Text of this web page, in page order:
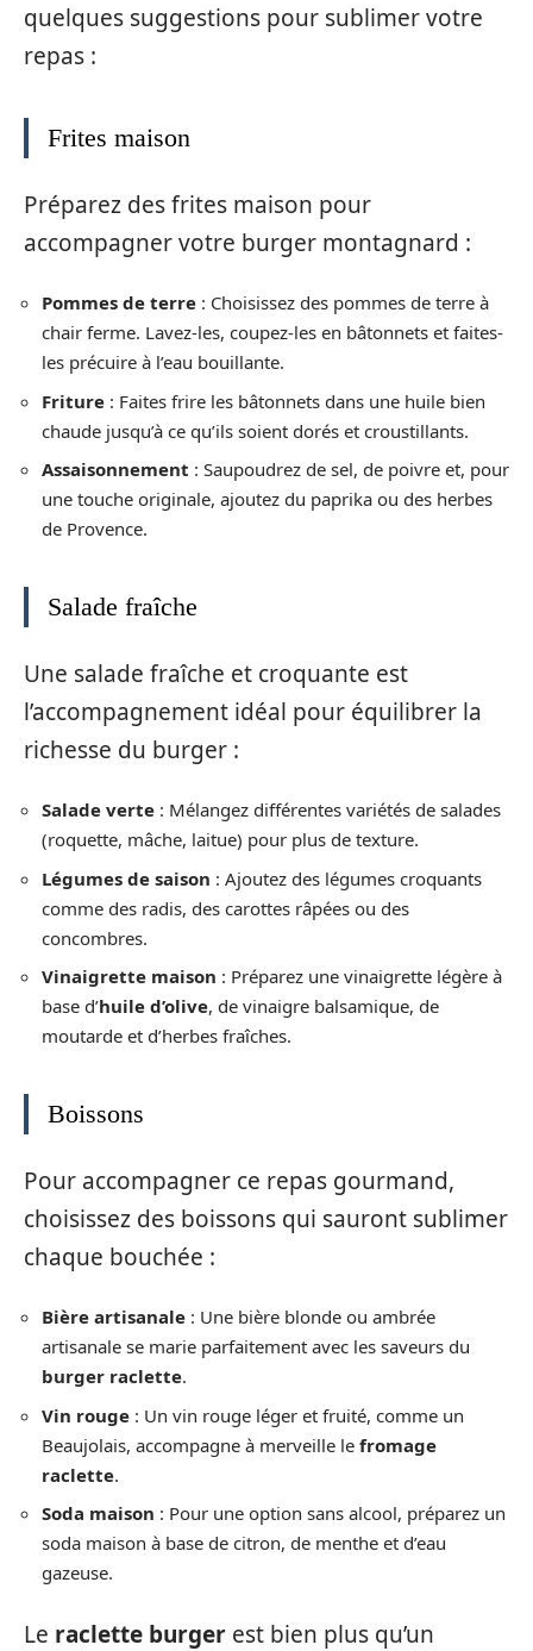
quelques suggestions pour sublimer votre
repas :
Frites maison
Préparez des frites maison pour
accompagner votre burger montagnard :
Pommes de terre : Choisissez des pommes de terre à
chair ferme. Lavez-les, coupez-les en bâtonnets et faites-
les précuire à l’eau bouillante.
Friture : Faites frire les bâtonnets dans une huile bien
chaude jusqu’à ce qu’ils soient dorés et croustillants.
Assaisonnement : Saupoudrez de sel, de poivre et, pour
une touche originale, ajoutez du paprika ou des herbes
de Provence.
Salade fraîche
Une salade fraîche et croquante est
l’accompagnement idéal pour équilibrer la
richesse du burger :
Salade verte : Mélangez différentes variétés de salades
(roquette, mâche, laitue) pour plus de texture.
Légumes de saison : Ajoutez des légumes croquants
comme des radis, des carottes râpées ou des
concombres.
Vinaigrette maison : Préparez une vinaigrette légère à
base d’huile d’olive, de vinaigre balsamique, de
moutarde et d’herbes fraîches.
Boissons
Pour accompagner ce repas gourmand,
choisissez des boissons qui sauront sublimer
chaque bouchée :
Bière artisanale : Une bière blonde ou ambrée
artisanale se marie parfaitement avec les saveurs du
burger raclette.
Vin rouge : Un vin rouge léger et fruité, comme un
Beaujolais, accompagne à merveille le fromage
raclette.
Soda maison : Pour une option sans alcool, préparez un
soda maison à base de citron, de menthe et d’eau
gazeuse.
Le raclette burger est bien plus qu’un